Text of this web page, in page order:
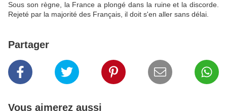
Sous son règne, la France a plongé dans la ruine et la discorde.
Rejeté par la majorité des Français, il doit s'en aller sans délai.
Partager
Vous aimerez aussi